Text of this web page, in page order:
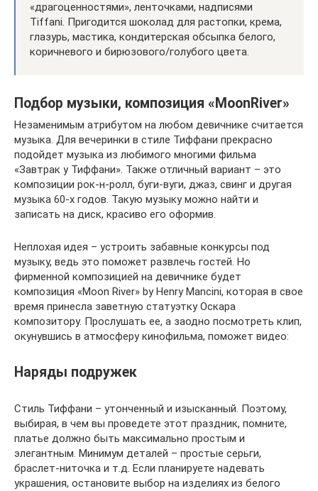
«драгоценностями», ленточками, надписями
Tiffani. Пригодится шоколад для растопки, крема,
глазурь, мастика, кондитерская обсыпка белого,
коричневого и бирюзового/голубого цвета.
Подбор музыки, композиция «MoonRiver»
Незаменимым атрибутом на любом девичнике считается
музыка. Для вечеринки в стиле Тиффани прекрасно
подойдет музыка из любимого многими фильма
«Завтрак у Тиффани». Также отличный вариант – это
композиции рок-н-ролл, буги-вуги, джаз, свинг и другая
музыка 60-х годов. Такую музыку можно найти и
записать на диск, красиво его оформив.
Неплохая идея – устроить забавные конкурсы под
музыку, ведь это поможет развлечь гостей. Но
фирменной композицией на девичнике будет
композиция «Moon River» by Henry Mancini, которая в свое
время принесла заветную статуэтку Оскара
композитору. Прослушать ее, а заодно посмотреть клип,
окунувшись в атмосферу кинофильма, поможет видео:
Наряды подружек
Стиль Тиффани – утонченный и изысканный. Поэтому,
выбирая, в чем вы проведете этот праздник, помните,
платье должно быть максимально простым и
элегантным. Минимум деталей – простые серьги,
браслет-ниточка и т.д. Если планируете надевать
украшения, остановите выбор на изделиях из белого